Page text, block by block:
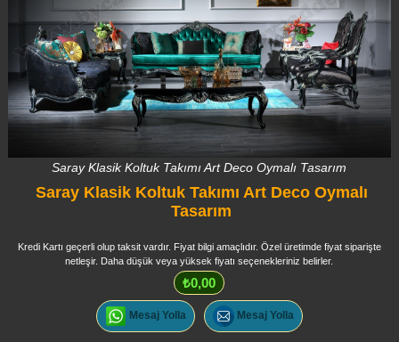
Saray Klasik Koltuk Takımı Art Deco Oymalı Tasarım
Saray Klasik Koltuk Takımı Art Deco Oymalı
Tasarım
Kredi Kartı geçerli olup taksit vardır. Fiyat bilgi amaçlıdır. Özel üretimde fiyat siparişte
netleşir. Daha düşük veya yüksek fiyatı seçenekleriniz belirler.
₺0,00
Mesaj Yolla Mesaj Yolla